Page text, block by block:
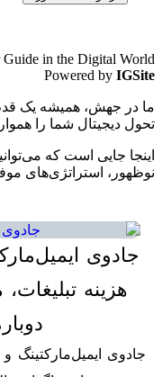
Guide in the Digital
Powered by
در جهش، همیشه یک قدم
دیجیتال شما را
جایی است که
استراتژی‌های
جادوی
هزینه
جادوی ایمیل‌مارکتینگ